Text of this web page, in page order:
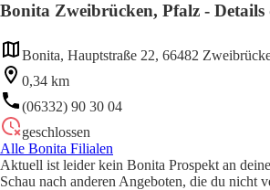
Bonita Zweibrücken, Pfalz - Details
Bonita, Hauptstraße 22, 66482
0,34 km
(06332) 90 30 04
geschlossen
Alle Bonita Filialen
Aktuell ist leider kein Bonita Prospekt an
Schau nach anderen Angeboten, die du nicht